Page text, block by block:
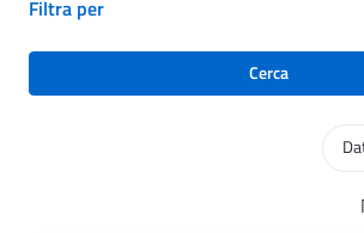
Filtra per
Cerca